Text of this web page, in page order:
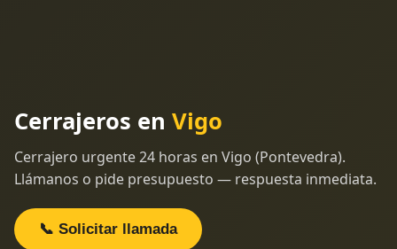
Cerrajeros en Vigo
Cerrajero urgente 24 horas en Vigo (Pontevedra).
Llámanos o pide presupuesto — respuesta inmediata.
📞 Solicitar llamada